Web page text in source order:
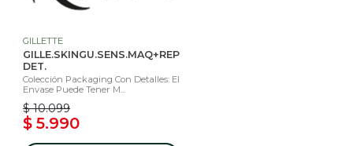
GILLETTE
GILLE.SKINGU.SENS.MAQ+REP
DET.
Colección Packaging Con Detalles: El
Envase Puede Tener M...
$ 10.099
$ 5.990